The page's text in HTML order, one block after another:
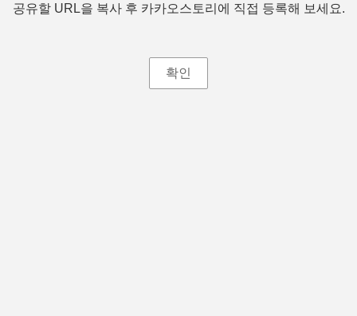
공유할 URL을 복사 후 카카오스토리에 직접 등록해 보세요.
확인